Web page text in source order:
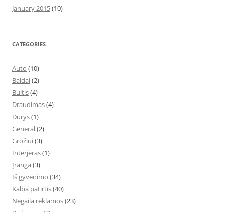
January 2015(10)
CATEGORIES
Auto (10)
Baldai(2)
Buitis(4)
Draudimas(4)
Durys(1)
General(2)
Grožiui(3)
Interjeras(1)
Įranga (3)
Iš gyvenimo (34)
Kalba patirtis(40)
Negaila reklamos(23)